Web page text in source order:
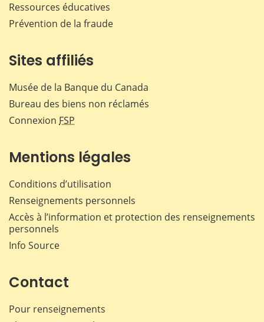
Ressources éducatives
Prévention de la fraude
Sites affiliés
Musée de la Banque du Canada
Bureau des biens non réclamés
Connexion FSP
Mentions légales
Conditions d’utilisation
Renseignements personnels
Accès à l’information et protection des renseignements
personnels
Info Source
Contact
Pour renseignements